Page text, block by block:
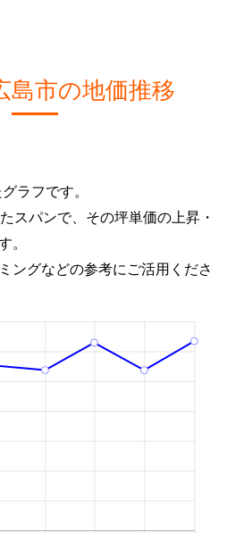
島市の地価推移
ラフです。
スパンで、その坪単価の上昇・
ングなどの参考にご活用くださ